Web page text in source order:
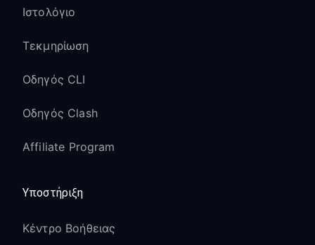
Ιστολόγιο
Τεκμηρίωση
Οδηγός CLI
Οδηγός Clash
Affiliate Program
Υποστήριξη
Κέντρο Βοήθειας